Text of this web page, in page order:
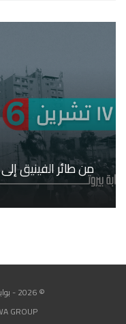
من طائر الفينيق
© 2026 - بوابة بيروت. All Rights Reserved
GROUP